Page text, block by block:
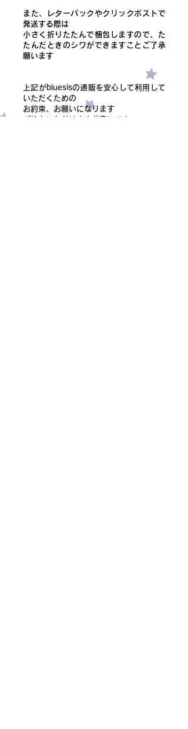
また、レターパックやクリックポストで
発送する際は
小さく折りたたんで梱包しますので、た
たんだときのシワができますことご了承
願います
上記がbluesisの通販を安心して利用して
いただくための
お約束、お願いになります
ご協力いただけますと幸いです